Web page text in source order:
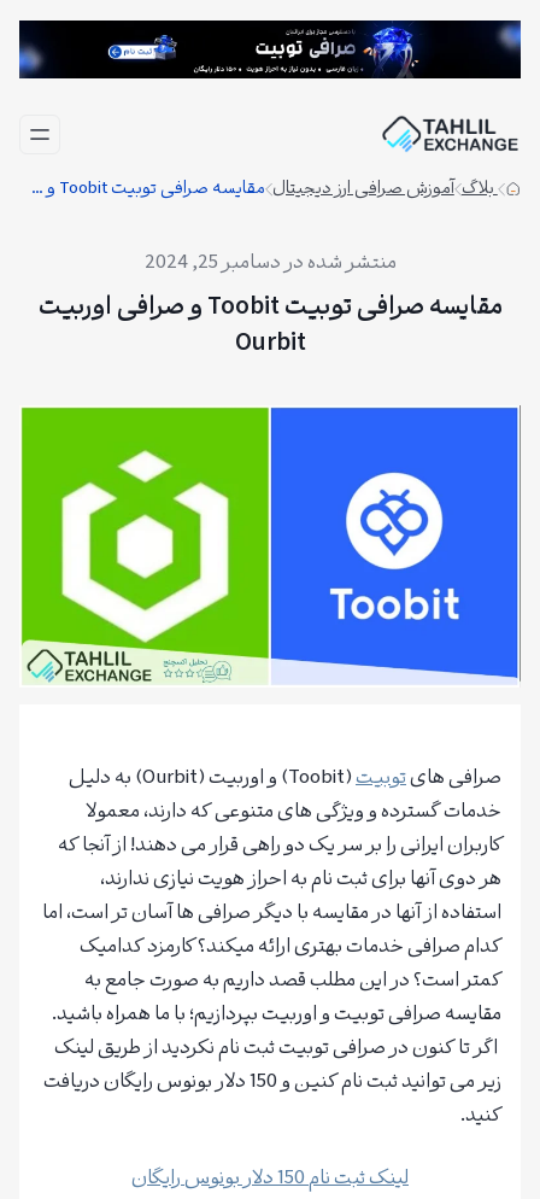
رفتن
بلاگ آموزش صرافی ارز دیجیتال مقایسه صرافی توبیت Toobit و صرافی اوربیت Ourbit
دسامبر 25, 2024
مقایسه صرافی توبیت Toobit و صرافی اوربیت
Ourbit
صرافی هایتوبیت
(Toobit) و اوربیت (Ourbit) به دلیل
خدمات گسترده و ویژگی های متنوعی که دارند، معمولا
کاربران ایرانی را بر سر یک دو راهی قرار می دهند! از آنجا که
هر دوی آنها برای ثبت نام به احراز هویت نیازی ندارند،
استفاده از آنها در مقایسه با دیگر صرافی ها آسان تر است، اما
کدام صرافی خدمات بهتری ارائه میکند؟ کارمزد کدامیک
کمتر است؟ در این مطلب قصد داریم به صورت جامع به
مقایسه صرافی توبیت و اوربیت بپردازیم؛ با ما همراه باشید.
اگر تا کنون در صرافی توبیت ثبت نام نکردید از طریق لینک
زیر می توانید ثبت نام کنین و 150 دلار بونوس رایگان دریافت
کنید.
لینک ثبت نام 150 دلار بونوس رایگان